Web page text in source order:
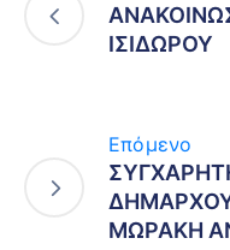
ΙΣΙΔΩΡΟΥ
Επόμενο
ΜΩΡΑΚΗ